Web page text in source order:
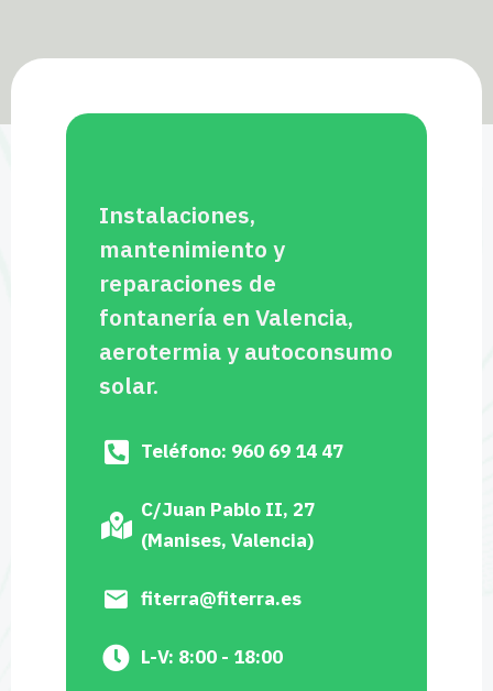
Instalaciones,
mantenimiento y
reparaciones de
fontanería en Valencia,
aerotermia y autoconsumo
solar.
Teléfono: 960 69 14 47
C/Juan Pablo II, 27
(Manises, Valencia)
fiterra@fiterra.es
L-V: 8:00 - 18:00